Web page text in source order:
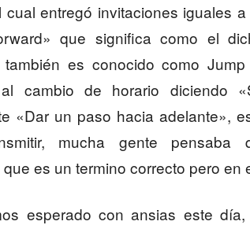
cual entregó invitaciones iguales
que significa como el
también es conocido como
al cambio de horario diciendo
«Dar un paso hacia adelante»,
mucha gente pensaba
es un termino correcto pero en
esperado con ansias este